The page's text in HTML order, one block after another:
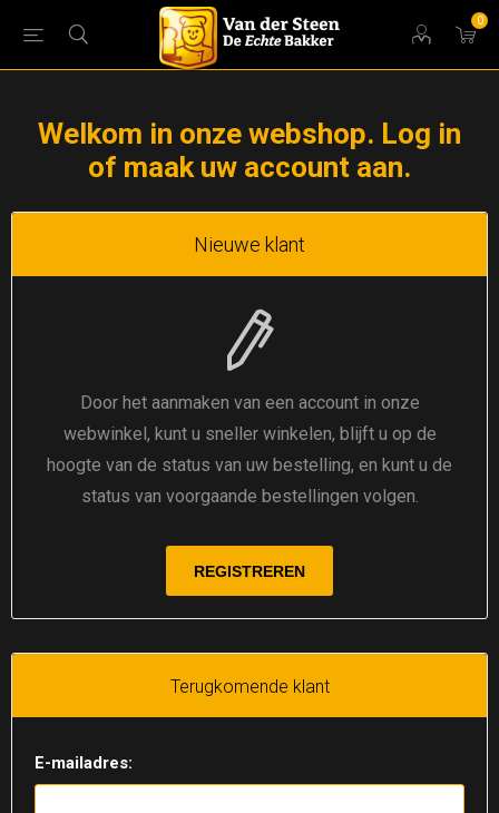
0
Welkom in onze webshop. Log in
of maak uw account aan.
Nieuwe klant
Door het aanmaken van een account in onze
webwinkel, kunt u sneller winkelen, blijft u op de
hoogte van de status van uw bestelling, en kunt u de
status van voorgaande bestellingen volgen.
Terugkomende klant
E-mailadres: